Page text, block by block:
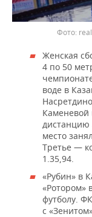
Женская
4 по 50
воде в
Каменевой
дистанцию
место
Третье —
1.35,94.
«Рубин» в
«Ротором»
футболу.
с